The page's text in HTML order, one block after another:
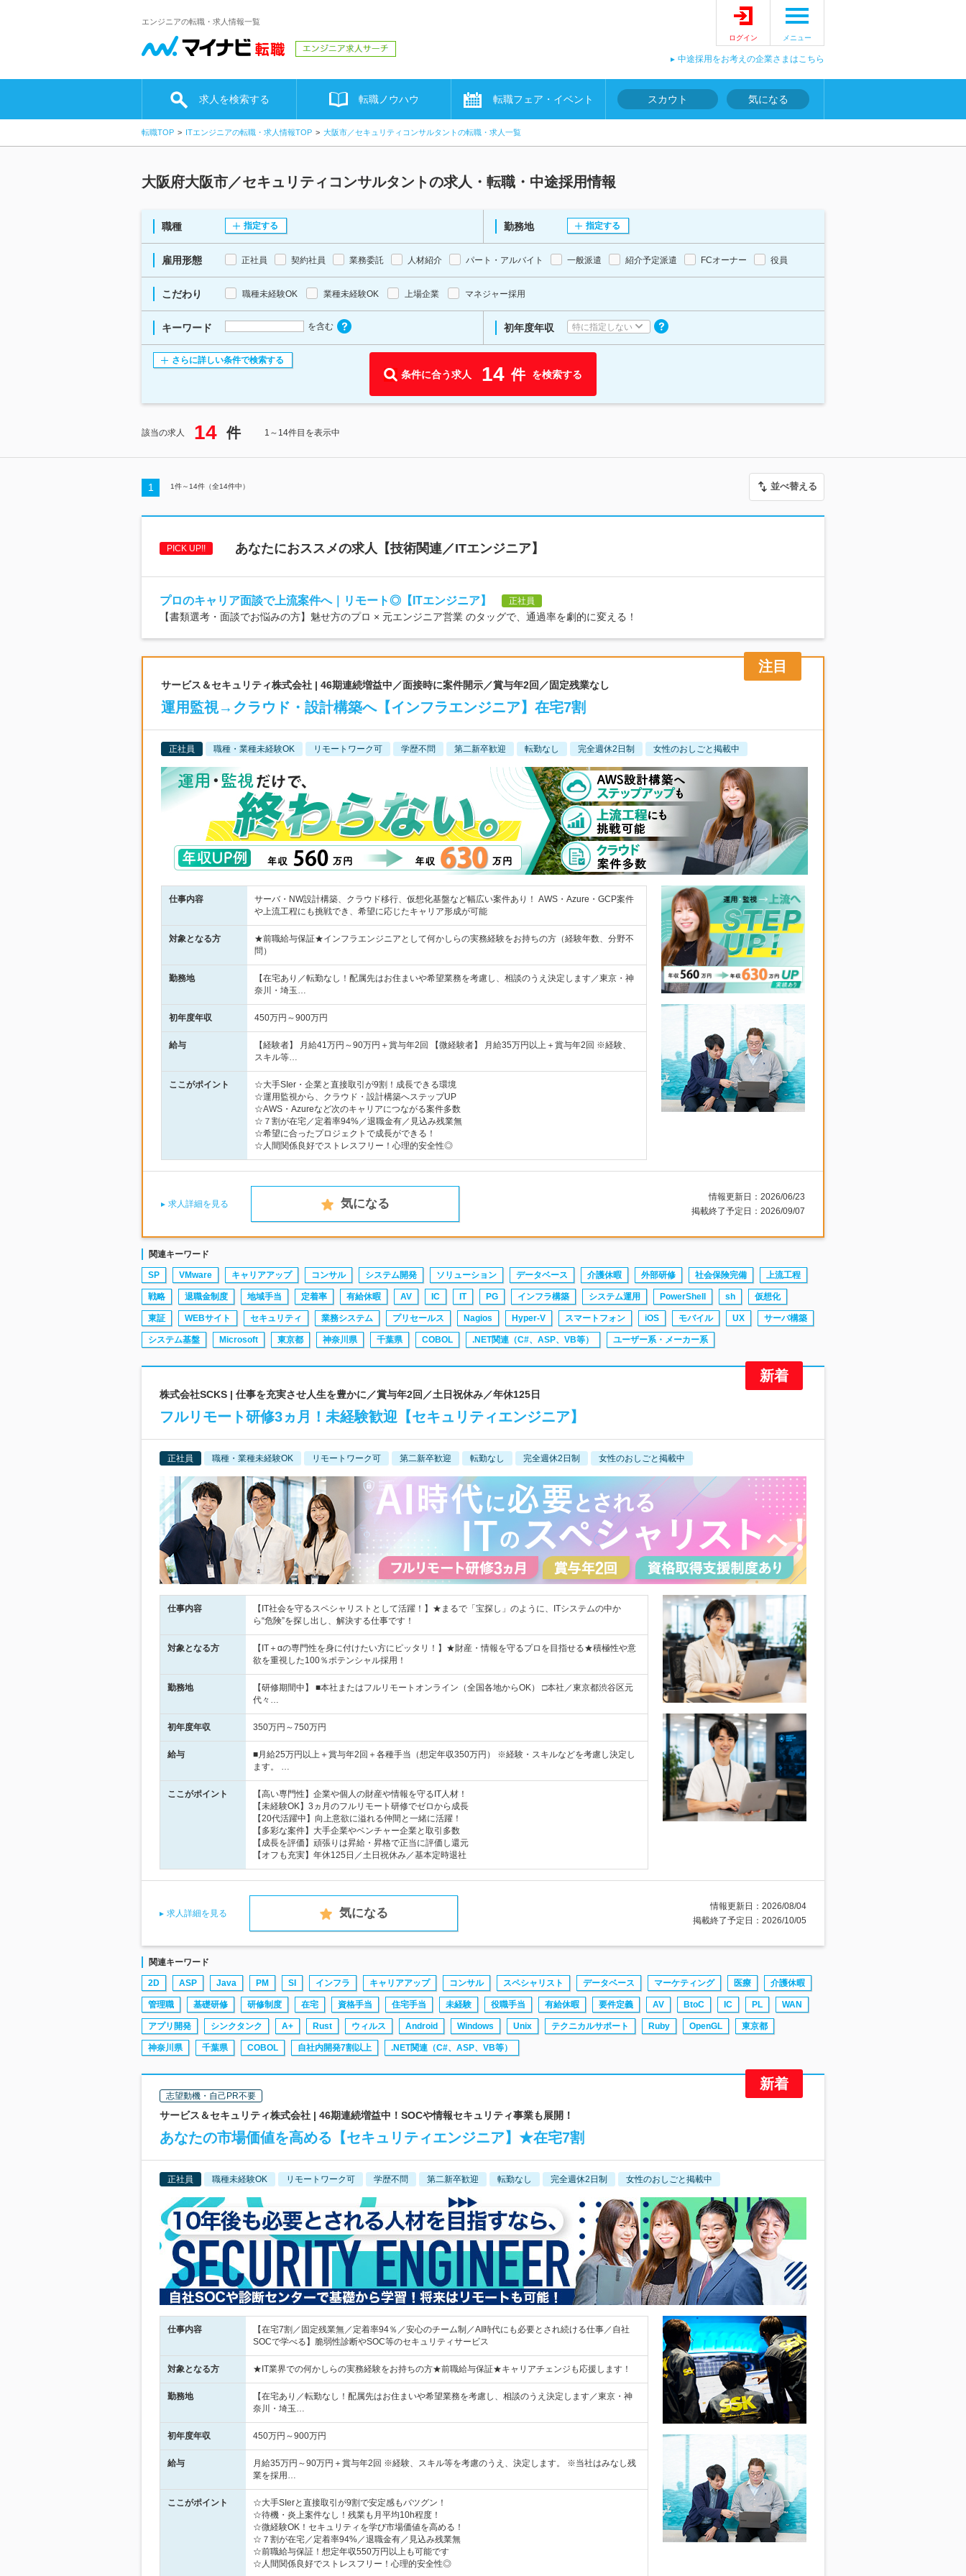
エンジニアの転職・求人情報一覧
ログイン メニュー
中途採用をお考えの企業さまはこちら
求人を検索する 転職ノウハウ 転職フェア・イベント スカウト 気になる
転職TOP ITエンジニアの転職・求人情報TOP 大阪市／セキュリティコンサルタントの転職・求人一覧
大阪府大阪市／セキュリティコンサルタントの求人・転職・中途採用情報
職種 指定する 勤務地 指定する
雇用形態 正社員 契約社員 業務委託 人材紹介 パート・アルバイト 一般派遣 紹介予定派遣 FCオーナー 役員
こだわり 職種未経験OK 業種未経験OK 上場企業 マネジャー採用
キーワード を含む 初年度年収 特に指定しない
さらに詳しい条件で検索する
条件に合う求人 14 件 を検索する
該当の求人 14 件 1～14件目を表示中
1 1件～ 14件（全14件中） 並べ替える
PICK UP!! あなたにおススメの求人【技術関連／ITエンジニア】
プロのキャリア面談で上流案件へ｜リモート◎【ITエンジニア】 正社員
【書類選考・面談でお悩みの方】魅せ方のプロ × 元エンジニア営業 のタッグで、通過率を劇的に変える！
サービス＆セキュリティ株式会社 | 46期連続増益中／面接時に案件開示／賞与年2回／固定残業なし
運用監視→クラウド・設計構築へ【インフラエンジニア】在宅7割
正社員 職種・業種未経験OK リモートワーク可 学歴不問 第二新卒歓迎 転勤なし 完全週休2日制 女性のおしごと掲載中
仕事内容
サーバ・NW設計構築、クラウド移行、仮想化基盤など幅広い案件あり！ AWS・Azure・GCP案件
や上流工程にも挑戦でき、希望に応じたキャリア形成が可能
対象となる方
★前職給与保証★インフラエンジニアとして何かしらの実務経験をお持ちの方（経験年数、分野不
問）
勤務地
【在宅あり／転勤なし！配属先はお住まいや希望業務を考慮し、相談のうえ決定します／東京・神
奈川・埼玉…
初年度年収 450万円～900万円
給与
【経験者】 月給41万円～90万円＋賞与年2回 【微経験者】 月給35万円以上＋賞与年2回 ※経験、
スキル等…
ここがポイント
☆大手SIer・企業と直接取引が9割！成長できる環境
☆運用監視から、クラウド・設計構築へステップUP
☆AWS・Azureなど次のキャリアにつながる案件多数
☆７割が在宅／定着率94%／退職金有／見込み残業無
☆希望に合ったプロジェクトで成長ができる！
☆人間関係良好でストレスフリー！心理的安全性◎
求人詳細を見る 気になる
情報更新日：2026/06/23
掲載終了予定日：2026/09/07
関連キーワード
SP VMware キャリアアップ コンサル システム開発 ソリューション データベース 介護休暇 外部研修 社会保険完備 上流工程
戦略 退職金制度 地域手当 定着率 有給休暇 AV IC IT PG インフラ構築 システム運用 PowerShell sh 仮想化
東証 WEBサイト セキュリティ 業務システム プリセールス Nagios Hyper-V スマートフォン iOS モバイル UX サーバ構築
システム基盤 Microsoft 東京都 神奈川県 千葉県 COBOL .NET関連（C#、ASP、VB等） ユーザー系・メーカー系
株式会社SCKS | 仕事を充実させ人生を豊かに／賞与年2回／土日祝休み／年休125日
フルリモート研修3ヵ月！未経験歓迎【セキュリティエンジニア】
正社員 職種・業種未経験OK リモートワーク可 第二新卒歓迎 転勤なし 完全週休2日制 女性のおしごと掲載中
仕事内容
【IT社会を守るスペシャリストとして活躍！】★まるで「宝探し」のように、ITシステムの中か
ら“危険”を探し出し、解決する仕事です！
対象となる方
【IT＋αの専門性を身に付けたい方にピッタリ！】★財産・情報を守るプロを目指せる★積極性や意
欲を重視した100％ポテンシャル採用！
勤務地
【研修期間中】 ■本社またはフルリモートオンライン（全国各地からOK） □本社／東京都渋谷区元
代々…
初年度年収 350万円～750万円
給与
■月給25万円以上＋賞与年2回＋各種手当（想定年収350万円） ※経験・スキルなどを考慮し決定し
ます。 …
ここがポイント
【高い専門性】企業や個人の財産や情報を守るIT人材！
【未経験OK】3ヵ月のフルリモート研修でゼロから成長
【20代活躍中】向上意欲に溢れる仲間と一緒に活躍！
【多彩な案件】大手企業やベンチャー企業と取引多数
【成長を評価】頑張りは昇給・昇格で正当に評価し還元
【オフも充実】年休125日／土日祝休み／基本定時退社
求人詳細を見る 気になる
情報更新日：2026/08/04
掲載終了予定日：2026/10/05
関連キーワード
2D ASP Java PM SI インフラ キャリアアップ コンサル スペシャリスト データベース マーケティング 医療 介護休暇
管理職 基礎研修 研修制度 在宅 資格手当 住宅手当 未経験 役職手当 有給休暇 要件定義 AV BtoC IC PL WAN
アプリ開発 シンクタンク A+ Rust ウィルス Android Windows Unix テクニカルサポート Ruby OpenGL 東京都
神奈川県 千葉県 COBOL 自社内開発7割以上 .NET関連（C#、ASP、VB等）
志望動機・自己PR不要
サービス＆セキュリティ株式会社 | 46期連続増益中！SOCや情報セキュリティ事業も展開！
あなたの市場価値を高める【セキュリティエンジニア】★在宅7割
正社員 職種未経験OK リモートワーク可 学歴不問 第二新卒歓迎 転勤なし 完全週休2日制 女性のおしごと掲載中
仕事内容
【在宅7割／固定残業無／定着率94％／安心のチーム制／AI時代にも必要とされ続ける仕事／自社
SOCで学べる】脆弱性診断やSOC等のセキュリティサービス
対象となる方 ★IT業界での何かしらの実務経験をお持ちの方★前職給与保証★キャリアチェンジも応援します！
勤務地
【在宅あり／転勤なし！配属先はお住まいや希望業務を考慮し、相談のうえ決定します／東京・神
奈川・埼玉…
初年度年収 450万円～900万円
給与
月給35万円～90万円＋賞与年2回 ※経験、スキル等を考慮のうえ、決定します。 ※当社はみなし残
業を採用…
ここがポイント
☆大手SIerと直接取引が9割で安定感もバツグン！
☆待機・炎上案件なし！残業も月平均10h程度！
☆微経験OK！セキュリティを学び市場価値を高める！
☆７割が在宅／定着率94%／退職金有／見込み残業無
☆前職給与保証！想定年収550万円以上も可能です
☆人間関係良好でストレスフリー！心理的安全性◎